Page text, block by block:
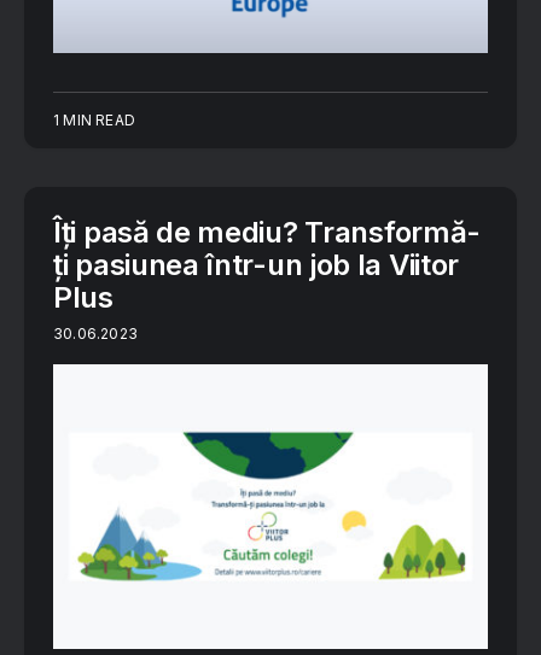
1 MIN READ
Îți pasă de mediu? Transformă-
ți pasiunea într-un job la Viitor
Plus
30.06.2023